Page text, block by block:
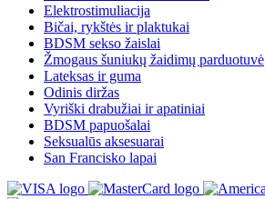
Elektrostimuliacija
Bičai, rykštės ir plaktukai
BDSM sekso žaislai
Žmogaus šuniukų žaidimų parduotuvė
Lateksas ir guma
Odinis diržas
Vyriški drabužiai ir apatiniai
BDSM papuošalai
Seksualūs aksesuarai
San Francisko lapai